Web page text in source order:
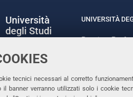
tecnici necessari al corretto
il banner verranno utilizzati solo i cookie
Università
degli Studi
Instagram
Youtube
UNIVERSITÀ
Rettrice: